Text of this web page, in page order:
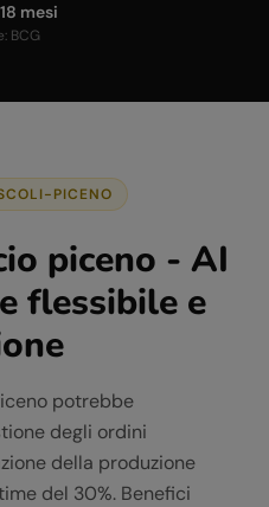
mesi
BCG
PICENO
piceno - AI
flessibile e
potrebbe
degli ordini
della produzione
del 30%. Benefici